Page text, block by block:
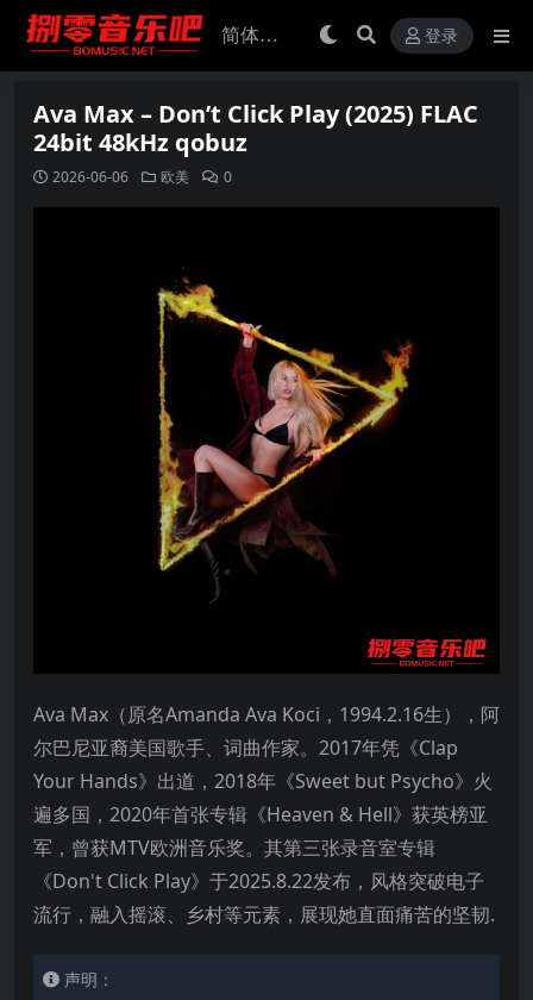
登录
Ava Max – Don’t Click Play (2025) FLAC
24bit 48kHz qobuz
2026-06-06 欧美 0
Ava Max（原名Amanda Ava Koci，1994.2.16生），阿
尔巴尼亚裔美国歌手、词曲作家。2017年凭《Clap
Your Hands》出道，2018年《Sweet but Psycho》火
遍多国，2020年首张专辑《Heaven & Hell》获英榜亚
军，曾获MTV欧洲音乐奖。其第三张录音室专辑
《Don't Click Play》于2025.8.22发布，风格突破电子
流行，融入摇滚、乡村等元素，展现她直面痛苦的坚韧.
声明：